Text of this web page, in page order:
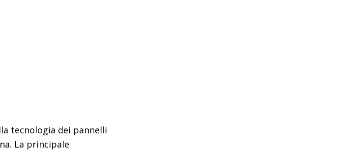
tecnologia dei pannelli
La principale